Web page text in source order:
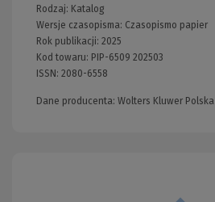
Rodzaj: Katalog
Wersje czasopisma: Czasopismo papier
Rok publikacji: 2025
Kod towaru: PIP-6509 202503
ISSN: 2080-6558
Dane producenta: Wolters Kluwer Polska